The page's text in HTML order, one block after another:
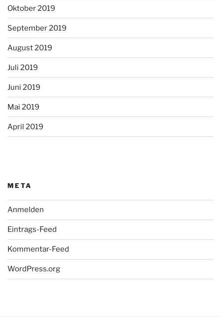
Oktober 2019
September 2019
August 2019
Juli 2019
Juni 2019
Mai 2019
April 2019
META
Anmelden
Eintrags-Feed
Kommentar-Feed
WordPress.org